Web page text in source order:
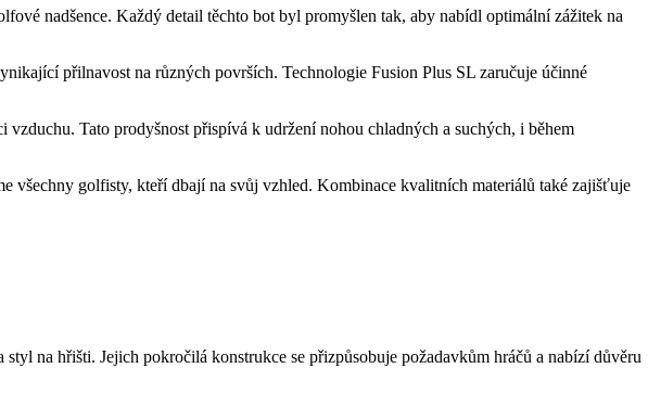
nadšence. Každý detail těchto bot byl promyšlen tak, aby nabídl optimální zážitek na
přilnavost na různých površích. Technologie Fusion Plus SL zaručuje účinné
Tato prodyšnost přispívá k udržení nohou chladných a suchých, i během
všechny golfisty, kteří dbají na svůj vzhled. Kombinace kvalitních materiálů také zajišťuje
na hřišti. Jejich pokročilá konstrukce se přizpůsobuje požadavkům hráčů a nabízí důvěru